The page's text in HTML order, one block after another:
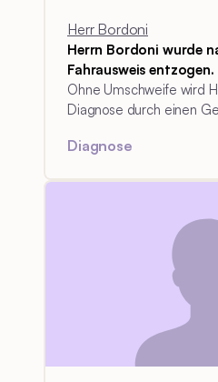
Herr Bordoni
Herrn Bordoni wurde
Fahrausweis entzogen.
Ohne Umschweife wird
Diagnose durch einen
verändern wird. Der
Diagnose